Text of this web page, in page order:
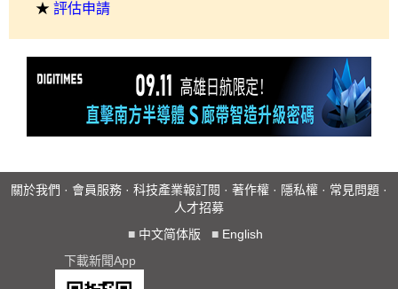
★ 評估申請
關於我們 · 會員服務 · 科技產業報訂閱 · 著作權 · 隱私權 · 常見問題 ·
人才招募
■ 中文简体版 ■ English
下載新聞App